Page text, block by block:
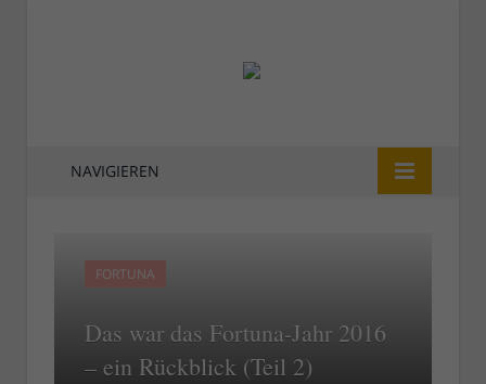
NAVIGIEREN
FORTUNA
Das war das Fortuna-Jahr 2016
– ein Rückblick (Teil 2)